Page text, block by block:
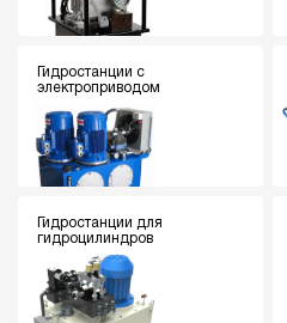
Гидростанции с
электроприводом
Гидростанции для
гидроцилиндров